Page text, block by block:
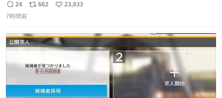
返
信
24
リ
ト
数
662
い
数
23,933
7時間前